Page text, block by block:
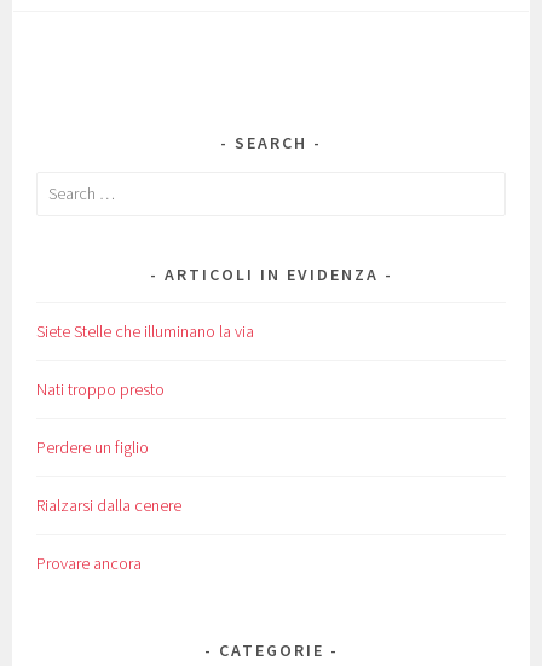
SEARCH
Search
ARTICOLI IN EVIDENZA
Siete Stelle che illuminano la via
Nati troppo presto
Perdere un figlio
Rialzarsi dalla cenere
Provare ancora
CATEGORIE